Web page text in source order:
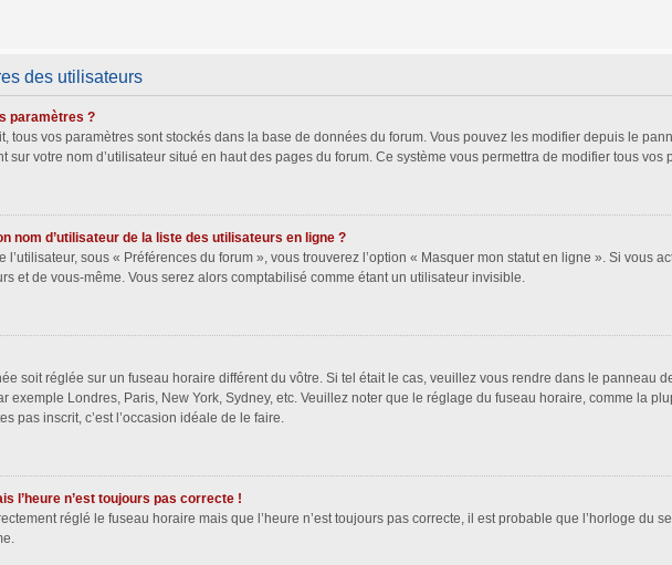
des utilisateurs
paramètres ?
tous vos paramètres sont stockés dans la base de données du forum. Vous pouvez les modifier depuis le
sur votre nom d’utilisateur situé en haut des pages du forum. Ce système vous permettra de modifier tous vos
nom d’utilisateur de la liste des utilisateurs en ligne ?
l’utilisateur, sous « Préférences du forum », vous trouverez l’option « Masquer mon statut en ligne ». Si vous
et de vous-même. Vous serez alors comptabilisé comme étant un utilisateur invisible.
soit réglée sur un fuseau horaire différent du vôtre. Si tel était le cas, veuillez vous rendre dans le panneau
exemple Londres, Paris, New York, Sydney, etc. Veuillez noter que le réglage du fuseau horaire, comme la
pas inscrit, c’est l’occasion idéale de le faire.
l’heure n’est toujours pas correcte !
réglé le fuseau horaire mais que l’heure n’est toujours pas correcte, il est probable que l’horloge du